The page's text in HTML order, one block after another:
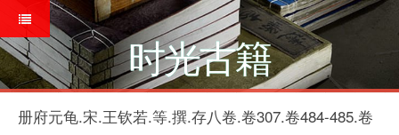
时光古籍
册府元龟.宋.王钦若.等.撰.存八卷.卷307.卷484-485.卷